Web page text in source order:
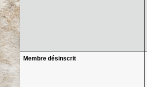
Membre désinscrit